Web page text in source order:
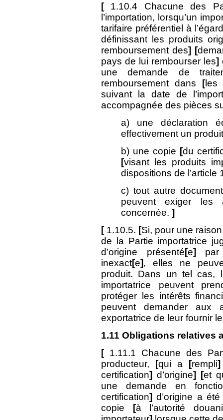
[ 1.10.4 Chacune des
l’importation, lorsqu’un
tarifaire préférentiel à
définissant les produits
remboursement des] [
pays de lui rembourser les]
une demande de
remboursement dans [les
suivant la date de
accompagnée des pièces
a) une déclaration
effectivement un
b) une copie [du
[visant les produits
dispositions de l’article
c) tout autre
peuvent exiger les
concernée. ]
[ 1.10.5. [Si, pour une
de la Partie importatrice
d’origine présenté[e]par
inexact[e], elles ne
produit. Dans un tel cas,
importatrice peuvent
protéger les intérêts
peuvent demander aux
exportatrice de leur fournir
1.11 Obligations relatives
[ 1.11.1 Chacune des
producteur, [qui a [rempli
certification] d’origine] [et
une demande en
certification]d’origine a
copie [à l’autorité